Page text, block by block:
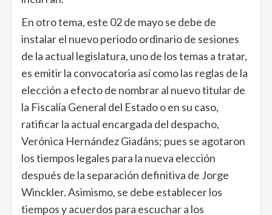
En otro tema, este 02 de mayo se debe de
instalar el nuevo periodo ordinario de sesiones
de la actual legislatura, uno de los temas a tratar,
es emitir la convocatoria así como las reglas de la
elección a efecto de nombrar al nuevo titular de
la Fiscalía General del Estado o en su caso,
ratificar la actual encargada del despacho,
Verónica Hernández Giadáns; pues se agotaron
los tiempos legales para la nueva elección
después de la separación definitiva de Jorge
Winckler. Asimismo, se debe establecer los
tiempos y acuerdos para escuchar a los